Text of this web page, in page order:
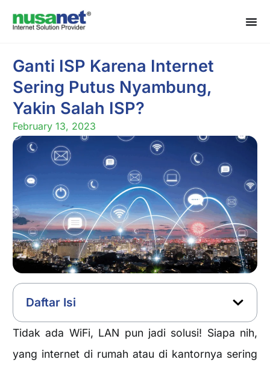
Ganti ISP Karena Internet
Sering Putus Nyambung,
Yakin Salah ISP?
February 13, 2023
Daftar Isi
Tidak ada WiFi, LAN pun jadi solusi! Siapa nih,
yang internet di rumah atau di kantornya sering